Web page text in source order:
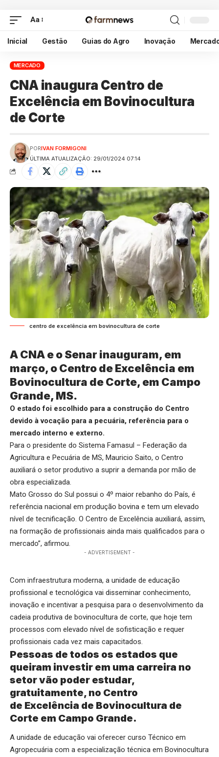
Aa
Inicial Gestão Guias do Agro Inovação
MERCADO
CNA inaugura Centro de
Excelência em Bovinocultura
de Corte
ÚLTIMA ATUALIZAÇÃO: 29/01/2024 07:14
PORIVAN FORMIGONI
centro de excelência em bovinocultura de corte
A CNA e o Senar inauguram, em
março, o Centro de Excelência em
Bovinocultura de Corte, em Campo
Grande, MS.
O estado foi escolhido para a construção do Centro
devido à vocação para a pecuária, referência para o
mercado interno e externo.
Para o presidente do Sistema Famasul – Federação da
Agricultura e Pecuária de MS, Mauricio Saito, o Centro
auxiliará o setor produtivo a suprir a demanda por mão de
obra especializada.
Mato Grosso do Sul possui o 4º maior rebanho do País, é
referência nacional em produção bovina e tem um elevado
nível de tecnificação. O Centro de Excelência auxiliará, assim,
na formação de profissionais ainda mais qualificados para o
mercado”, afirmou.
- ADVERTISEMENT -
Com infraestrutura moderna, a unidade de educação
profissional e tecnológica vai disseminar conhecimento,
inovação e incentivar a pesquisa para o desenvolvimento da
cadeia produtiva de bovinocultura de corte, que hoje tem
processos com elevado nível de sofisticação e requer
profissionais cada vez mais capacitados.
Pessoas de todos os estados que
queiram investir em uma carreira no
setor vão poder estudar,
gratuitamente, no Centro
de Excelência de Bovinocultura de
Corte em Campo Grande.
A unidade de educação vai oferecer curso Técnico em
Agropecuária com a especialização técnica em Bovinocultura